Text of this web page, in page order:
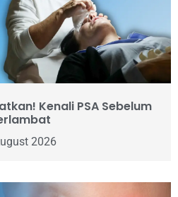
Kenali PSA Sebelum
2026